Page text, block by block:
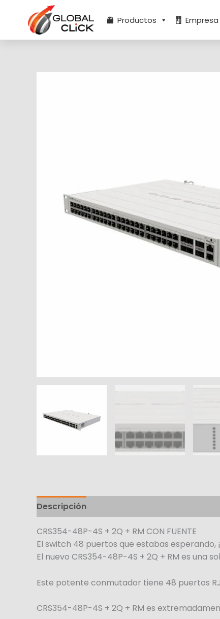
contenido
Productos Empresa
Descripción
CRS354-48P-4S + 2Q + RM CON FUENTE
El switch 48 puertos que estabas esperando,
El nuevo CRS354-48P-4S + 2Q + RM es
Este potente conmutador tiene 48 puertos
CRS354-48P-4S + 2Q + RM es